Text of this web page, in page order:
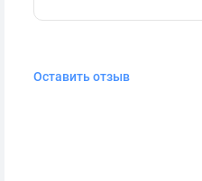
Оставить отзыв